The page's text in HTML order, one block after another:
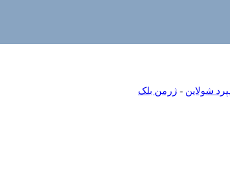
شولاین - ژرمن بلک